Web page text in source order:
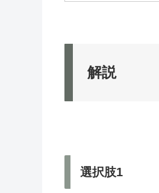
解説
選択肢1